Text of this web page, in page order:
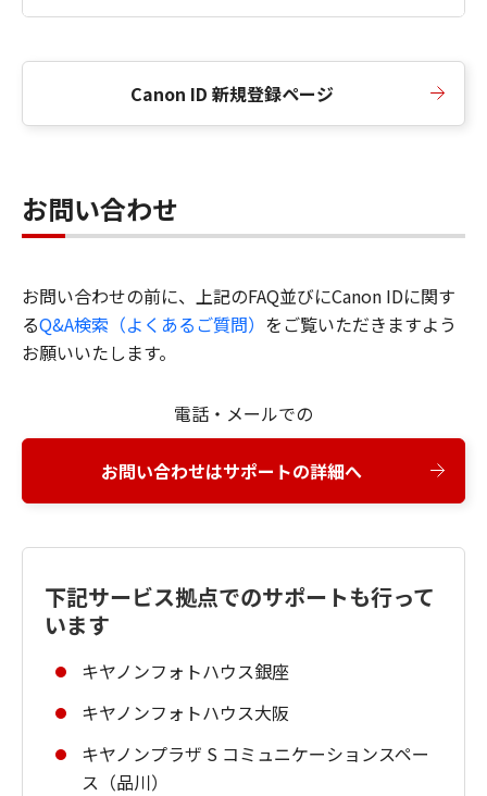
Canon ID 新規登録ページ
お問い合わせ
お問い合わせの前に、上記のFAQ並びにCanon IDに関す
るQ&A検索（よくあるご質問） をご覧いただきますよう
お願いいたします。
電話・メールでの
お問い合わせはサポートの詳細へ
下記サービス拠点でのサポートも行って
います
キヤノンフォトハウス銀座
キヤノンフォトハウス大阪
キヤノンプラザ S コミュニケーションスペー
ス（品川）